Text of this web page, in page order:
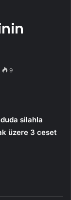
9
silahla
üzere 3 ceset